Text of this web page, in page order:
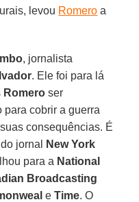
levou Romero a
, jornalista
. Ele foi para lá
Romero ser
cobrir a guerra
consequências. É
jornal
New York
para a National
Broadcasting
eTime. O